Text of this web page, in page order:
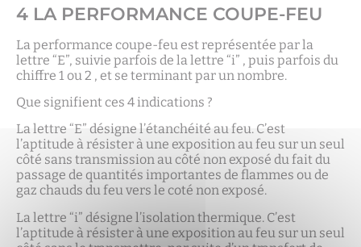
4 LA PERFORMANCE COUPE-FEU
La performance coupe-feu est représentée par la
lettre “E”, suivie parfois de la lettre “i” , puis parfois du
chiffre 1 ou 2 , et se terminant par un nombre.
Que signifient ces 4 indications ?
La lettre “E” désigne l’étanchéité au feu. C’est
l’aptitude à résister à une exposition au feu sur un seul
côté sans transmission au côté non exposé du fait du
passage de quantités importantes de flammes ou de
gaz chauds du feu vers le coté non exposé.
La lettre “i” désigne l’isolation thermique. C’est
l’aptitude à résister à une exposition au feu sur un seul